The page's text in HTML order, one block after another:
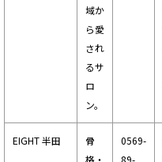
域か
ら愛
され
るサ
ロ
ン。
EIGHT 半田
骨
格・
0569-
89-